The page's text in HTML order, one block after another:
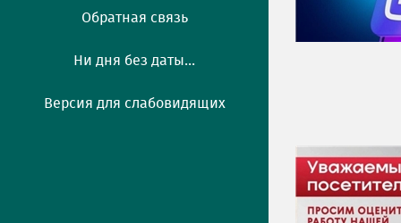
Обратная связь
Ни дня без даты...
Версия для слабовидящих